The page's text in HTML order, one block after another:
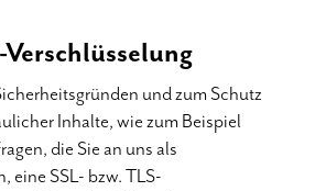
Verschlüsselung
und zum Schutz
Inhalte, wie zum Beispiel
die Sie an uns als
eine SSL- bzw. TLS-